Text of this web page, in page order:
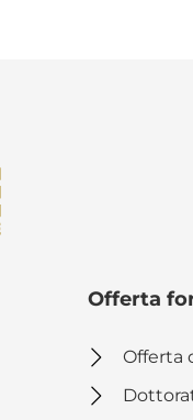
Offerta
Offerta